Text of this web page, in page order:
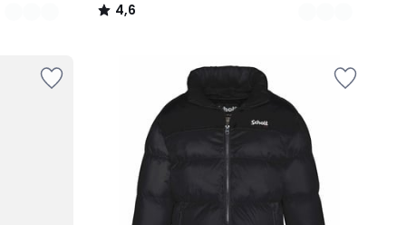
4,6
/